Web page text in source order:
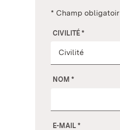
* Champ obligatoir
CIVILITÉ*
NOM *
E-MAIL*